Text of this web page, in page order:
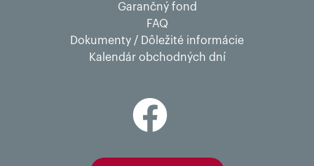
Garančný fond
FAQ
Dokumenty / Dôležité informácie
Kalendár obchodných dní